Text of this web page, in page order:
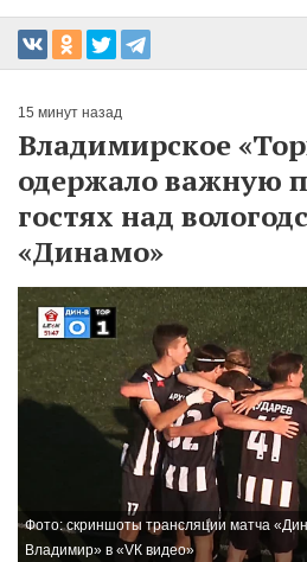
15 минут назад
Владимирское
одержало важную
гостях над
«Динамо»
Фото: скриншоты трансляции матча
Владимир» в «VК видео»